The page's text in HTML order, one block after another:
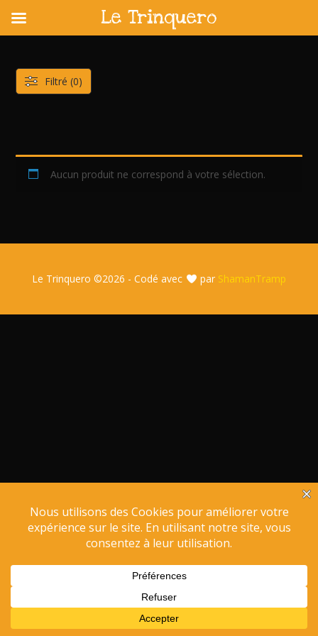
content
Aucun produit ne correspond à votre sélection.
Filtré (0)
Le Trinquero ©2026 - Codé avec par ShamanTramp
Le Trinquero